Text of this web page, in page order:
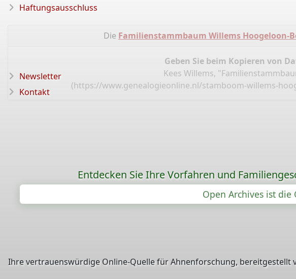
Die Familienstammbaum Willems Hoogeloon-
Geben Sie beim Kopieren von
Kees Willems,
(https://www.genealogieonline.nl/stamboom-willems-
Haftungsausschluss
Newsletter
Kontakt
Entdecken Sie Ihre Vorfahren und
Open Archives ist
Ihre vertrauenswürdige Online-Quelle für Ahnenforschung, bereitgestellt